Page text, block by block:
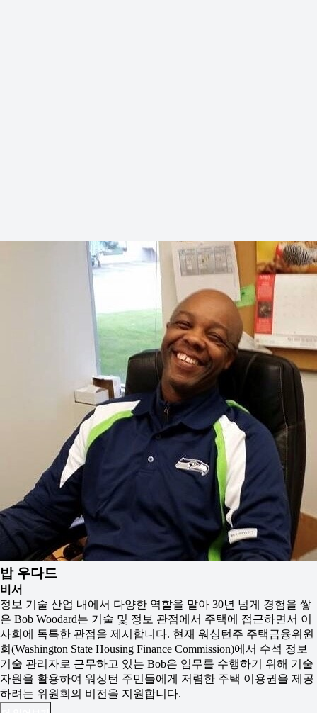
밥 우다드
비서
정보 기술 산업 내에서 다양한 역할을 맡아 30년 넘게 경험을 쌓
은 Bob Woodard는 기술 및 정보 관점에서 주택에 접근하면서 이
사회에 독특한 관점을 제시합니다. 현재 워싱턴주 주택금융위원
회(Washington State Housing Finance Commission)에서 수석 정보
기술 관리자로 근무하고 있는 Bob은 임무를 수행하기 위해 기술
자원을 활용하여 워싱턴 주민들에게 저렴한 주택 이용권을 제공
하려는 위원회의 비전을 지원합니다.